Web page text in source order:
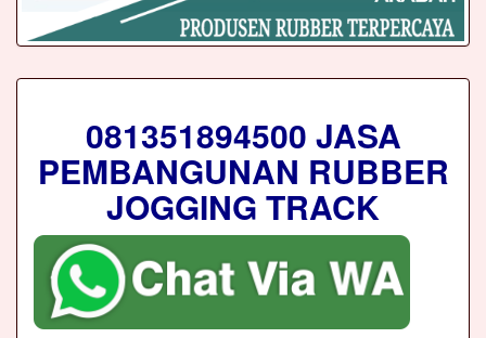
081351894500 JASA
PEMBANGUNAN RUBBER
JOGGING TRACK